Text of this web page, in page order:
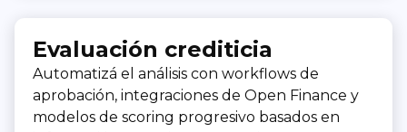
Evaluación crediticia
Automatizá el análisis con workflows de
aprobación, integraciones de Open Finance y
modelos de scoring progresivo basados en